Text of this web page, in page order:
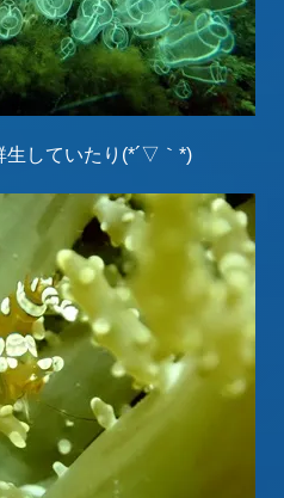
生していたり(*´▽｀*)